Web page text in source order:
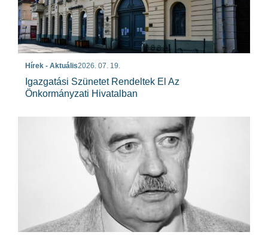
Hírek - Aktuális2026. 07. 19.
Igazgatási Szünetet Rendeltek El Az
Önkormányzati Hivatalban